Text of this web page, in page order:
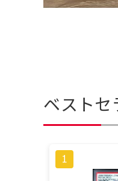
ベストセ